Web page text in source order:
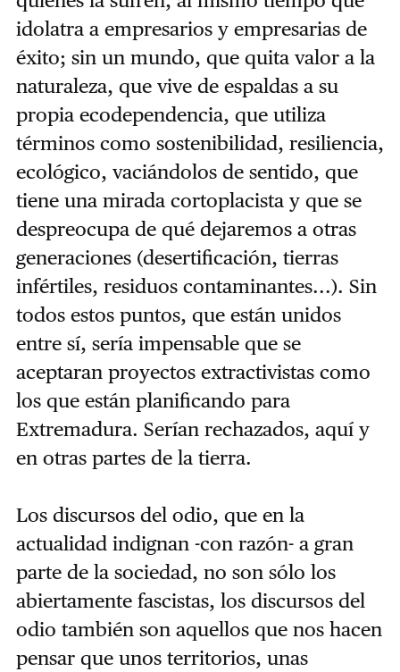
idolatra a empresarios y empresarias de
éxito; sin un mundo, que quita valor a la
naturaleza, que vive de espaldas a su
propia ecodependencia, que utiliza
términos como sostenibilidad, resiliencia,
ecológico, vaciándolos de sentido, que
tiene una mirada cortoplacista y que se
despreocupa de qué dejaremos a otras
generaciones (desertificación, tierras
infértiles, residuos contaminantes...). Sin
todos estos puntos, que están unidos
entre sí, sería impensable que se
aceptaran proyectos extractivistas como
los que están planificando para
Extremadura. Serían rechazados, aquí y
en otras partes de la tierra.
Los discursos del odio, que en la
actualidad indignan -con razón- a gran
parte de la sociedad, no son sólo los
abiertamente fascistas, los discursos del
odio también son aquellos que nos hacen
pensar que unos territorios, unas